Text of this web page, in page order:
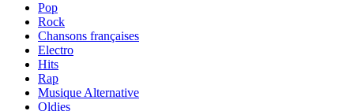
Pop
Rock
Chansons françaises
Electro
Hits
Rap
Musique Alternative
Oldies